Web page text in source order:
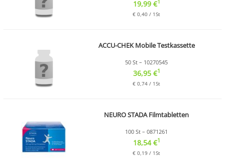
19,99 €1
€ 0,40 / 1St
ACCU-CHEK Mobile Testkassette
50 St – 10270545
36,95 €1
€ 0,74 / 1St
NEURO STADA Filmtabletten
100 St – 0871261
18,54 €1
€ 0,19 / 1St